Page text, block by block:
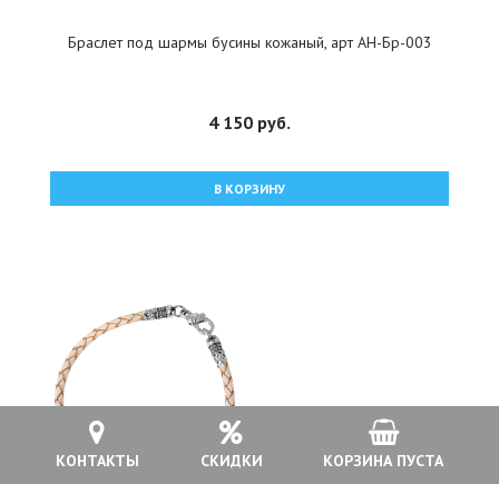
КОНТАКТЫ СКИДКИ КОРЗИНА ПУСТА
Браслет под шармы бусины кожаный, арт АН-Бр-003
4 150 руб.
В КОРЗИНУ